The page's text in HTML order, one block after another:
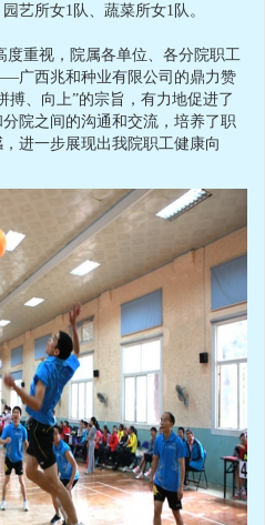
艺所女1队、蔬菜所女1队。
重视，院属各单位、各分院职工
广西兆和种业有限公司的鼎力赞
搏、向上”的宗旨，有力地促进了
院之间的沟通和交流，培养了职
进一步展现出我院职工健康向